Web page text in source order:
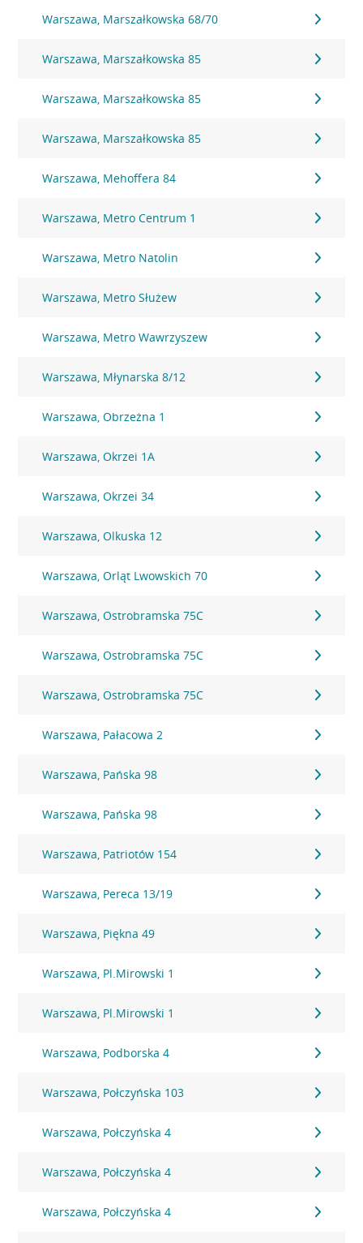
Warszawa, Marszałkowska 68/70
Warszawa, Marszałkowska 85
Warszawa, Marszałkowska 85
Warszawa, Marszałkowska 85
Warszawa, Mehoffera 84
Warszawa, Metro Centrum 1
Warszawa, Metro Natolin
Warszawa, Metro Służew
Warszawa, Metro Wawrzyszew
Warszawa, Młynarska 8/12
Warszawa, Obrzeżna 1
Warszawa, Okrzei 1A
Warszawa, Okrzei 34
Warszawa, Olkuska 12
Warszawa, Orląt Lwowskich 70
Warszawa, Ostrobramska 75C
Warszawa, Ostrobramska 75C
Warszawa, Ostrobramska 75C
Warszawa, Pałacowa 2
Warszawa, Pańska 98
Warszawa, Pańska 98
Warszawa, Patriotów 154
Warszawa, Pereca 13/19
Warszawa, Piękna 49
Warszawa, Pl.Mirowski 1
Warszawa, Pl.Mirowski 1
Warszawa, Podborska 4
Warszawa, Połczyńska 103
Warszawa, Połczyńska 4
Warszawa, Połczyńska 4
Warszawa, Połczyńska 4